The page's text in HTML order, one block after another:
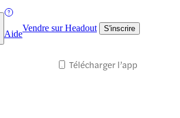
Aide
Vendre sur Headout S'inscrire
Télécharger l’app